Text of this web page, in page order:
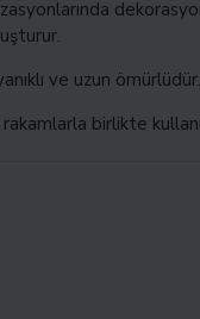
ve uzun ömürlüdür.
birlikte